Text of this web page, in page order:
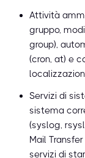
Attività
gruppo,
group),
(cron, at) e
Servizi di
sistema
(syslog,
Mail
servizi di